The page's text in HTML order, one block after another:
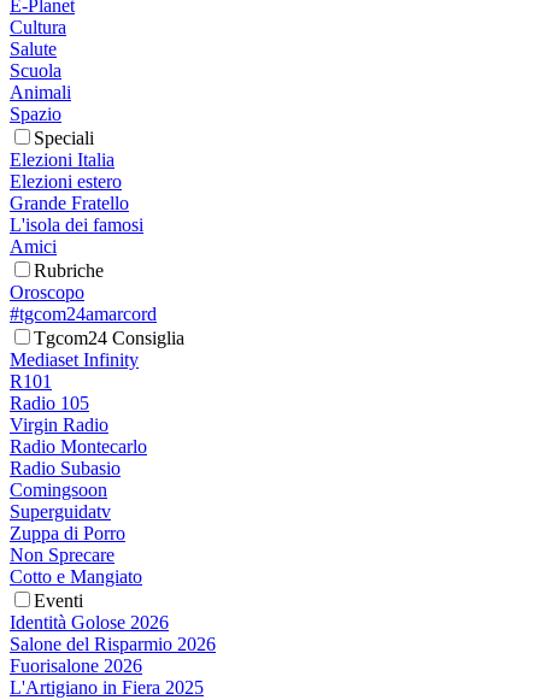
E-Planet
Cultura
Salute
Scuola
Animali
Spazio
Speciali
Elezioni Italia
Elezioni estero
Grande Fratello
L'isola dei famosi
Amici
Rubriche
Oroscopo
#tgcom24amarcord
Tgcom24 Consiglia
Mediaset Infinity
R101
Radio 105
Virgin Radio
Radio Montecarlo
Radio Subasio
Comingsoon
Superguidatv
Zuppa di Porro
Non Sprecare
Cotto e Mangiato
Eventi
Identità Golose 2026
Salone del Risparmio 2026
Fuorisalone 2026
L'Artigiano in Fiera 2025